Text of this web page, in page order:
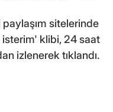
paylaşım sitelerinde
isterim' klibi, 24 saat
izlenerek tıklandı.